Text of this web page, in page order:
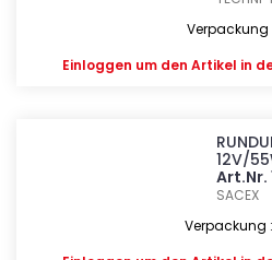
Verpackung
Einloggen um den Artikel in
12V/
Art.Nr.
SACEX
Verpackung